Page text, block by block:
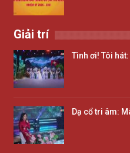
Giải trí
Tình ơi! Tôi
Dạ cổ tri âm: